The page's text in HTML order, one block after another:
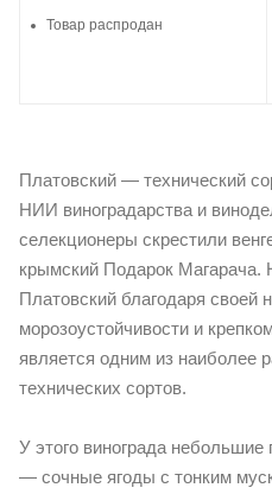
Товар распродан
Платовский — технический
НИИ виноградарства и
селекционеры скрестили
крымский Подарок Магарача.
Платовский благодаря своей
морозоустойчивости и
является одним из наиболее
технических сортов.
У этого винограда небольшие
— сочные ягоды с тонким